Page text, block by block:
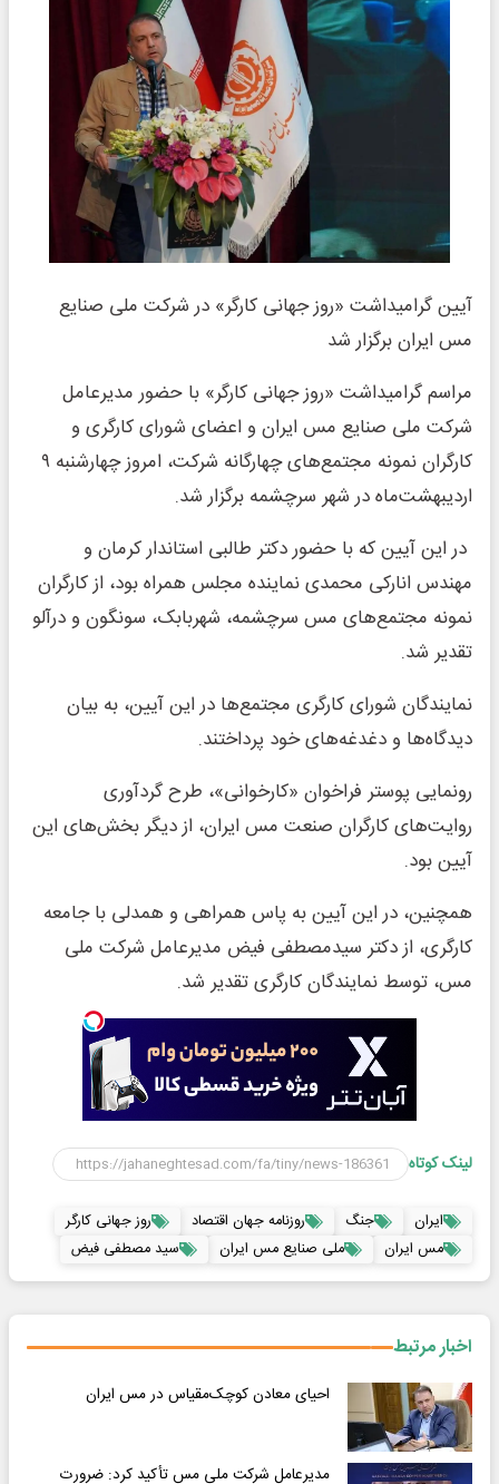
آیین گرامیداشت «روز جهانی کارگر» در شرکت ملی صنایع
مس ایران برگزار شد
مراسم گرامیداشت «روز جهانی کارگر» با حضور مدیرعامل
شرکت ملی صنایع مس ایران و اعضای شورای کارگری و
کارگران نمونه مجتمع‌های چهارگانه شرکت، امروز چهارشنبه ۹
اردیبهشت‌ماه در شهر سرچشمه برگزار شد.
در این آیین که با حضور دکتر طالبی استاندار کرمان و
مهندس انارکی محمدی نماینده مجلس همراه بود، از کارگران
نمونه مجتمع‌های مس سرچشمه، شهربابک، سونگون و درآلو
تقدیر شد.
نمایندگان شورای کارگری مجتمع‌ها در این آیین، به بیان
دیدگاه‌ها و دغدغه‌های خود پرداختند.
رونمایی پوستر فراخوان «کارخوانی»، طرح گردآوری
‌روایت‌های کارگران صنعت مس ایران، از دیگر بخش‌های این
آیین بود.
همچنین، در این آیین به‌ پاس همراهی و همدلی با جامعه
کارگری، از دکتر سیدمصطفی فیض مدیرعامل شرکت ملی
مس، توسط نمایندگان کارگری تقدیر شد.
لینک کوتاه
ایران جنگ روزنامه جهان اقتصاد
روز جهانی کارگر
مس ایران
ملی صنایع مس ایران سید مصطفی فیض
اخبار مرتبط
احیای معادن کوچک‌مقیاس در مس ایران
مدیرعامل شرکت ملی مس تأکید کرد: ضرورت